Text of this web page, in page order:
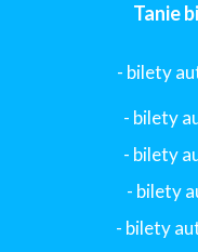
Tanie
- bilety
- bilety
- bilety
- bilety
- bilety